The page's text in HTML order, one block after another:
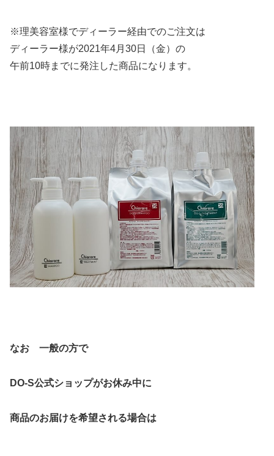
※理美容室様でディーラー経由でのご注文は
ディーラー様が2021年4月30日（金）の
午前10時までに発注した商品になります。
なお 一般の方で
DO-S公式ショップがお休み中に
商品のお届けを希望される場合は